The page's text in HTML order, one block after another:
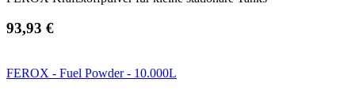
93,93 €
FEROX - Fuel Powder - 10.000L